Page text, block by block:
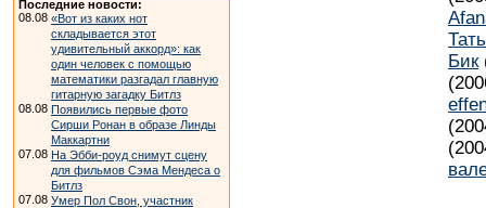
Последние новости:
08.08 «Вот из каких нот
складывается этот
удивительный аккорд»: как
один человек с помощью
математики разгадал главную
гитарную загадку Битлз
08.08 Появились первые фото
Сирши Ронан в образе Линды
Маккартни
07.08 На Эбби-роуд снимут сцену
для фильмов Сэма Мендеса о
Битлз
07.08 Умер Пол Свон, участник
Бик